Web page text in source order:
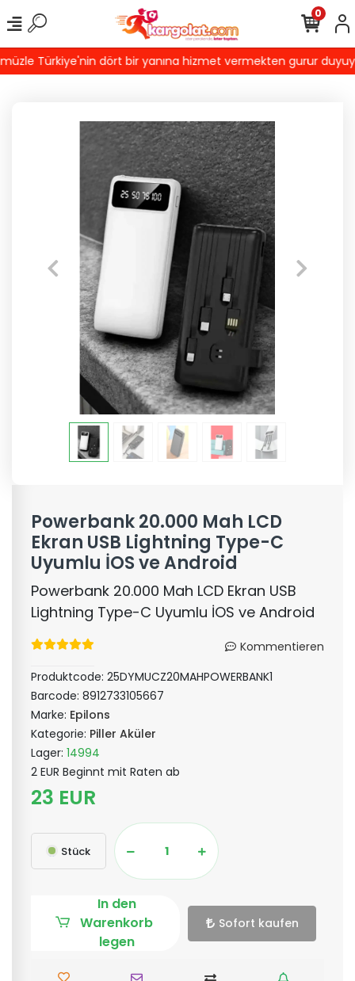
Türkiye'nin dört bir yanına hizmet vermekten gurur
0
Powerbank 20.000 Mah LCD
Ekran USB Lightning Type-C
Uyumlu İOS ve Android
Powerbank 20.000 Mah LCD Ekran USB
Lightning Type-C Uyumlu İOS ve Android
Kommentieren
Produktcode: 25DYMUCZ20MAHPOWERBANK1
Barcode: 8912733105667
Marke: Epilons
Kategorie: Piller Aküler
Lager: 14994
2 EUR Beginnt mit Raten ab
23 EUR
Stück
In den
Warenkorb
legen
Sofort kaufen